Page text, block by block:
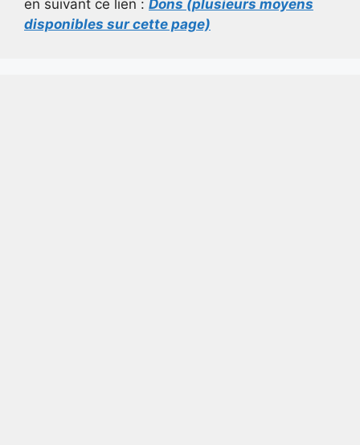
en suivant ce lien : Dons (plusieurs moyens
disponibles sur cette page)